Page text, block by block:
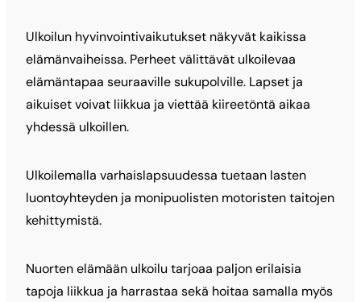
Ulkoilun hyvinvointivaikutukset näkyvät kaikissa
elämänvaiheissa. Perheet välittävät ulkoilevaa
elämäntapaa seuraaville sukupolville. Lapset ja
aikuiset voivat liikkua ja viettää kiireetöntä aikaa
yhdessä ulkoillen.
Ulkoilemalla varhaislapsuudessa tuetaan lasten
luontoyhteyden ja monipuolisten motoristen taitojen
kehittymistä.
Nuorten elämään ulkoilu tarjoaa paljon erilaisia
tapoja liikkua ja harrastaa sekä hoitaa samalla myös